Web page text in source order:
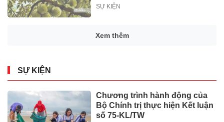
SỰ KIỆN
Xem thêm
SỰ KIỆN
Chương trình hành động của
Bộ Chính trị thực hiện Kết luận
số 75-KL/TW